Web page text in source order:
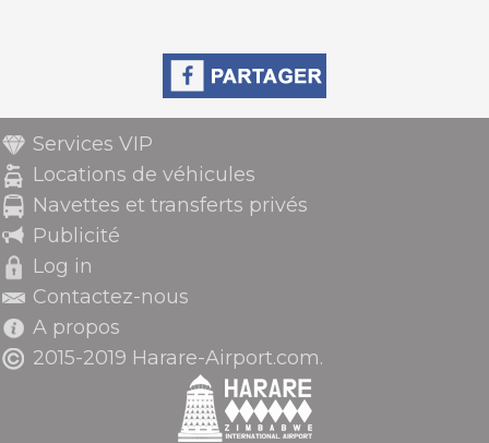
Services VIP
Locations de véhicules
Navettes et transferts privés
Publicité
Log in
Contactez-nous
A propos
2015-2019 Harare-Airport.com.